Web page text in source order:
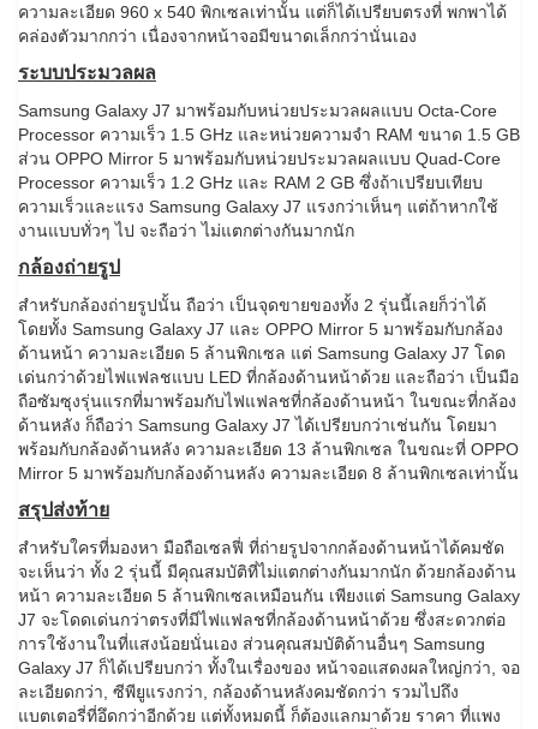
ความละเอียด 960 x 540 พิกเซลเท่านั้น แต่ก็ได้เปรียบตรงที่ พกพาได้
คล่องตัวมากกว่า เนื่องจากหน้าจอมีขนาดเล็กกว่านั่นเอง
ระบบประมวลผล
Samsung Galaxy J7 มาพร้อมกับหน่วยประมวลผลแบบ Octa-Core
Processor ความเร็ว 1.5 GHz และหน่วยความจำ RAM ขนาด 1.5 GB
ส่วน OPPO Mirror 5 มาพร้อมกับหน่วยประมวลผลแบบ Quad-Core
Processor ความเร็ว 1.2 GHz และ RAM 2 GB ซึ่งถ้าเปรียบเทียบ
ความเร็วและแรง Samsung Galaxy J7 แรงกว่าเห็นๆ แต่ถ้าหากใช้
งานแบบทั่วๆ ไป จะถือว่า ไม่แตกต่างกันมากนัก
กล้องถ่ายรูป
สำหรับกล้องถ่ายรูปนั้น ถือว่า เป็นจุดขายของทั้ง 2 รุ่นนี้เลยก็ว่าได้
โดยทั้ง Samsung Galaxy J7 และ OPPO Mirror 5 มาพร้อมกับกล้อง
ด้านหน้า ความละเอียด 5 ล้านพิกเซล แต่ Samsung Galaxy J7 โดด
เด่นกว่าด้วยไฟแฟลชแบบ LED ที่กล้องด้านหน้าด้วย และถือว่า เป็นมือ
ถือซัมซุงรุ่นแรกที่มาพร้อมกับไฟแฟลชที่กล้องด้านหน้า ในขณะที่กล้อง
ด้านหลัง ก็ถือว่า Samsung Galaxy J7 ได้เปรียบกว่าเช่นกัน โดยมา
พร้อมกับกล้องด้านหลัง ความละเอียด 13 ล้านพิกเซล ในขณะที่ OPPO
Mirror 5 มาพร้อมกับกล้องด้านหลัง ความละเอียด 8 ล้านพิกเซลเท่านั้น
สรุปส่งท้าย
สำหรับใครที่มองหา มือถือเซลฟี่ ที่ถ่ายรูปจากกล้องด้านหน้าได้คมชัด
จะเห็นว่า ทั้ง 2 รุ่นนี้ มีคุณสมบัติที่ไม่แตกต่างกันมากนัก ด้วยกล้องด้าน
หน้า ความละเอียด 5 ล้านพิกเซลเหมือนกัน เพียงแต่ Samsung Galaxy
J7 จะโดดเด่นกว่าตรงที่มีไฟแฟลชที่กล้องด้านหน้าด้วย ซึ่งสะดวกต่อ
การใช้งานในที่แสงน้อยนั่นเอง ส่วนคุณสมบัติด้านอื่นๆ Samsung
Galaxy J7 ก็ได้เปรียบกว่า ทั้งในเรื่องของ หน้าจอแสดงผลใหญ่กว่า, จอ
ละเอียดกว่า, ซีพียูแรงกว่า, กล้องด้านหลังคมชัดกว่า รวมไปถึง
แบตเตอรี่ที่อึดกว่าอีกด้วย แต่ทั้งหมดนี้ ก็ต้องแลกมาด้วย ราคา ที่แพง